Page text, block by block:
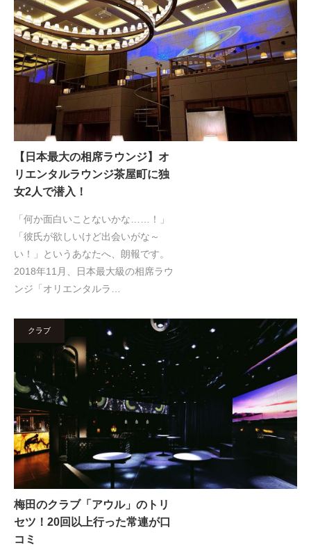
【日本最大の相席ラウンジ】オ
リエンタルラウンジ茶屋町に独
女2人で潜入！
「何か面白いことないかな……！」
「彼氏が欲しいけど出会いがな～
い！」というあなたへ、朗報です。
2018年11月、日本最大級の相席ラウ
ンジ「オリエンタルラ…
クラブ
梅田のクラブ「アウル」のトリ
セツ！20回以上行った常連が口
コミ